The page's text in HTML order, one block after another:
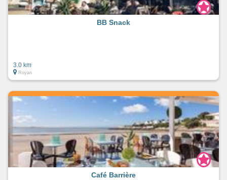
BB Snack
3.0 km
Royan
Café Barrière